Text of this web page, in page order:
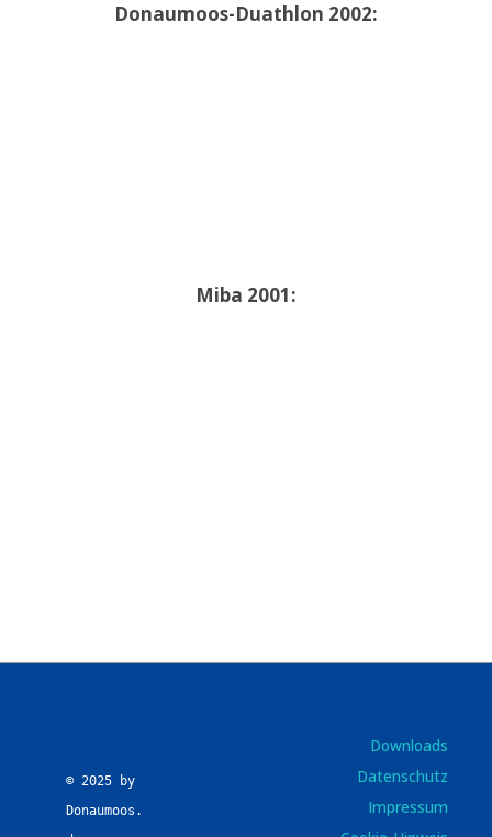
Donaumoos-Duathlon 2002:
Miba 2001:
© 2025 by
Donaumoos.
Downloads
Datenschutz
Impressum